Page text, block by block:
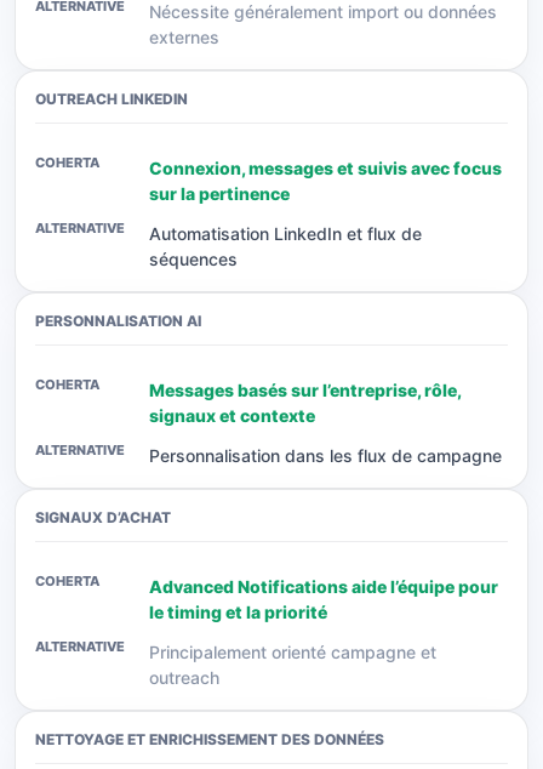
Nécessite généralement import ou données
externes
OUTREACH LINKEDIN
Connexion, messages et suivis avec focus
sur la pertinence
Automatisation LinkedIn et flux de
séquences
PERSONNALISATION AI
Messages basés sur l’entreprise, rôle,
signaux et contexte
Personnalisation dans les flux de campagne
SIGNAUX D’ACHAT
Advanced Notifications aide l’équipe pour
le timing et la priorité
Principalement orienté campagne et
outreach
NETTOYAGE ET ENRICHISSEMENT DES DONNÉES